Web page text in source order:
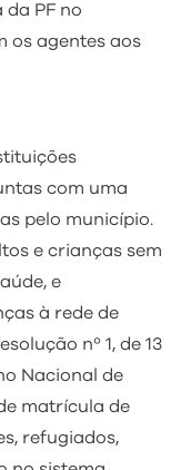
PF no
os agentes aos
com uma
pelo município.
e crianças sem
e
à rede de
nº 1, de 13
Nacional de
matrícula de
refugiados,